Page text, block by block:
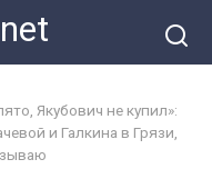
Якубович не купил»:
и Галкина в Грязи,